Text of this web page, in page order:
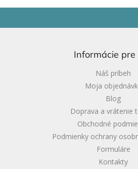
Informácie pre
Náš príbeh
Moja
Blog
Doprava a vrátenie
Obchodné
Podmienky ochrany
Formuláre
Kontakty